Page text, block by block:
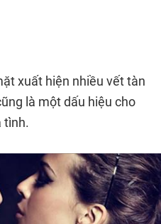
xuất hiện nhiều vết tàn
là một dấu hiệu cho
tình.